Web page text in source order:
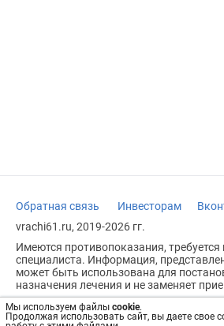
Мы используем файлы cookie.
Продолжая использовать сайт, вы даете свое
Обратная связь Инвесторам
vrachi61.ru, 2019-2026 гг.
Имеются противопоказания, требуется
специалиста. Информация,
может быть использована для
назначения лечения и не заменяет
Возрастное ограничение: 18+